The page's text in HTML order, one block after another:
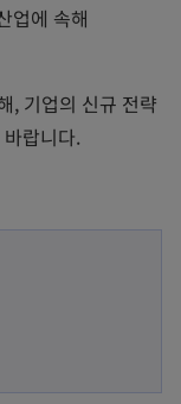
업에 속해
, 기업의 신규 전략
랍니다.